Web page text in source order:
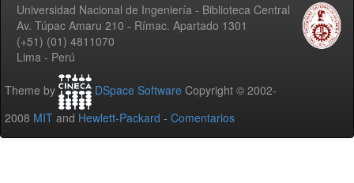
Universidad Nacional de Ingeniería - Biblioteca Central
Av. Túpac Amaru 210 - Rímac. Apartado 1301
(+51) (01) 4811070
Lima - Perú
Theme by DSpace Software Copyright © 2002-
2008 MIT and Hewlett-Packard - Comentarios